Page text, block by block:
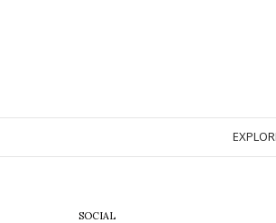
SOCIAL